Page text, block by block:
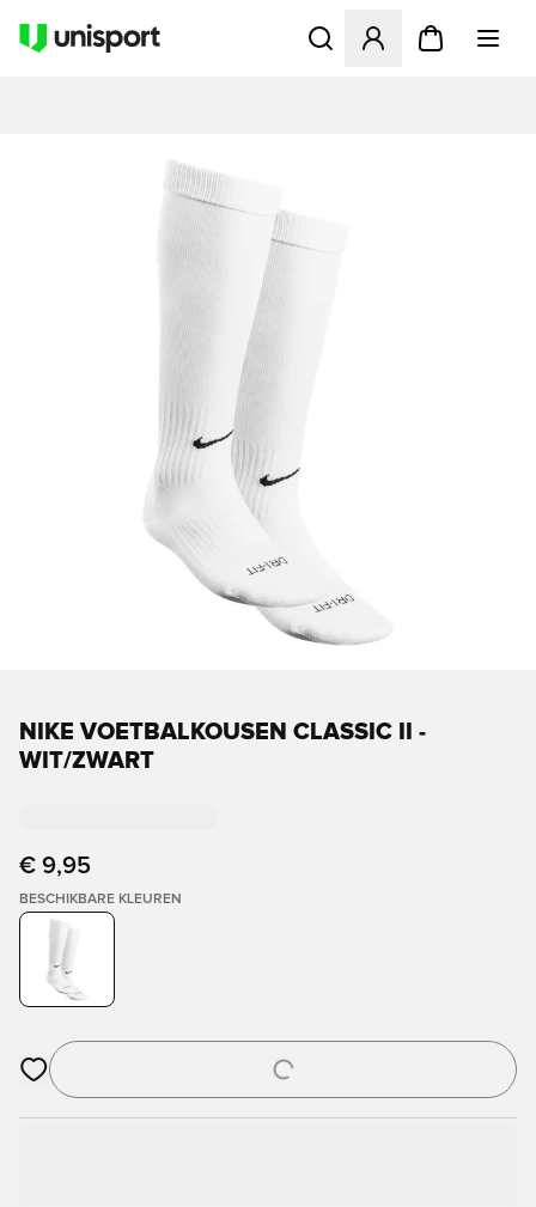
Opent een venster om in
NIKE VOETBALKOUSEN CLASSIC II -
WIT/ZWART
€ 9,95
BESCHIKBARE KLEUREN
Opent een venster om in te loggen of je aan te melden als lid